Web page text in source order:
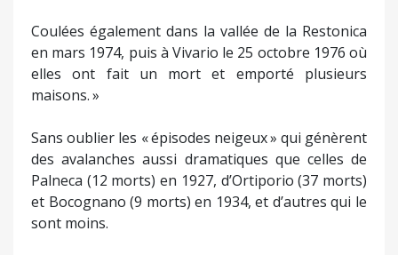
Coulées également dans la vallée de la Restonica
en mars 1974, puis à Vivario le 25 octobre 1976 où
elles ont fait un mort et emporté plusieurs
maisons. »
Sans oublier les « épisodes neigeux » qui génèrent
des avalanches aussi dramatiques que celles de
Palneca (12 morts) en 1927, d’Ortiporio (37 morts)
et Bocognano (9 morts) en 1934, et d’autres qui le
sont moins.